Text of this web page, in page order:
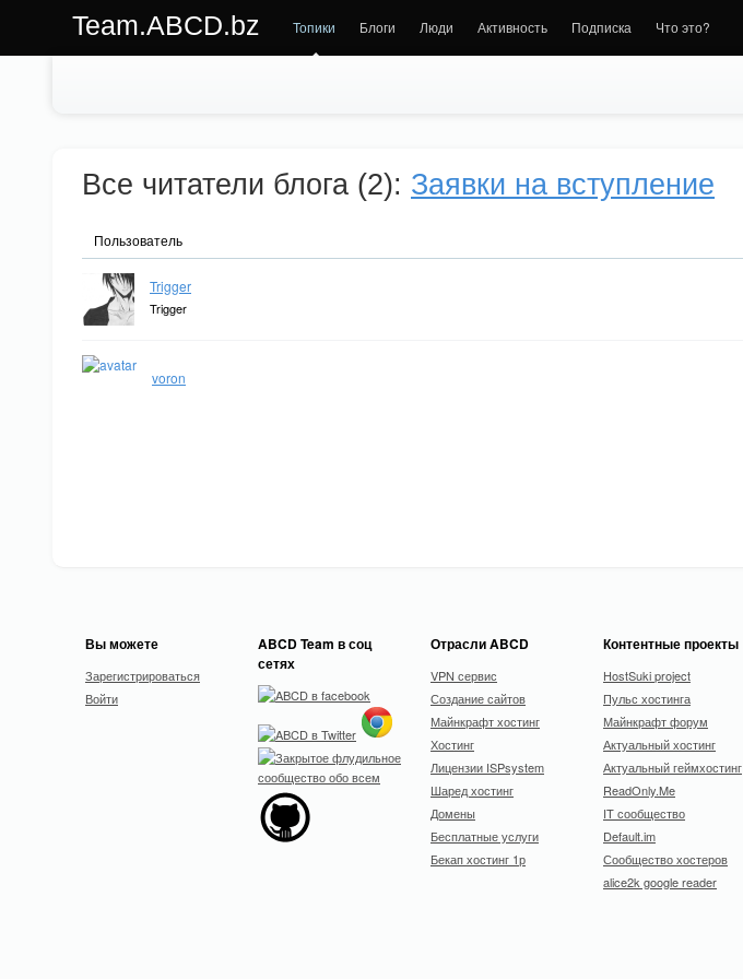
Team.ABCD.bz Топики Блоги Люди Активность Подписка Что это?
Все читатели блога (2): Заявки на вступление
Пользователь
Trigger
Trigger
voron
Вы можете
Зарегистрироваться
Войти
ABCD Team в соц
сетях
Отрасли ABCD
VPN сервис
Создание сайтов
Майнкрафт хостинг
Хостинг
Лицензии ISPsystem
Шаред хостинг
Домены
Бесплатные услуги
Бекап хостинг 1р
Контентные проекты
HostSuki project
Пульс хостинга
Майнкрафт форум
Актуальный хостинг
Актуальный геймхостинг
ReadOnly.Me
IT сообщество
Default.im
Сообщество хостеров
alice2k google reader